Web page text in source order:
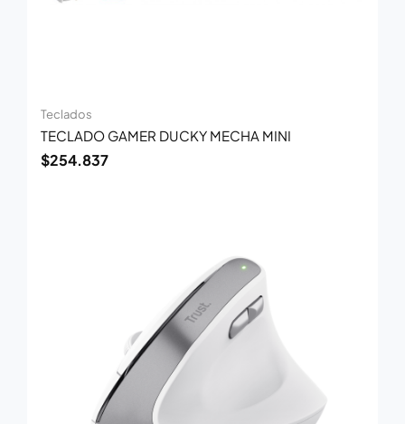
Teclados
TECLADO GAMER DUCKY MECHA MINI
$254.837